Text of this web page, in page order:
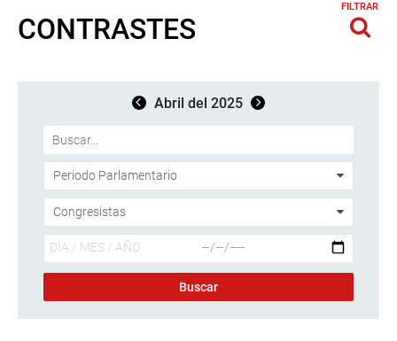
CONTRASTES
FILTRAR
Abril del 2025